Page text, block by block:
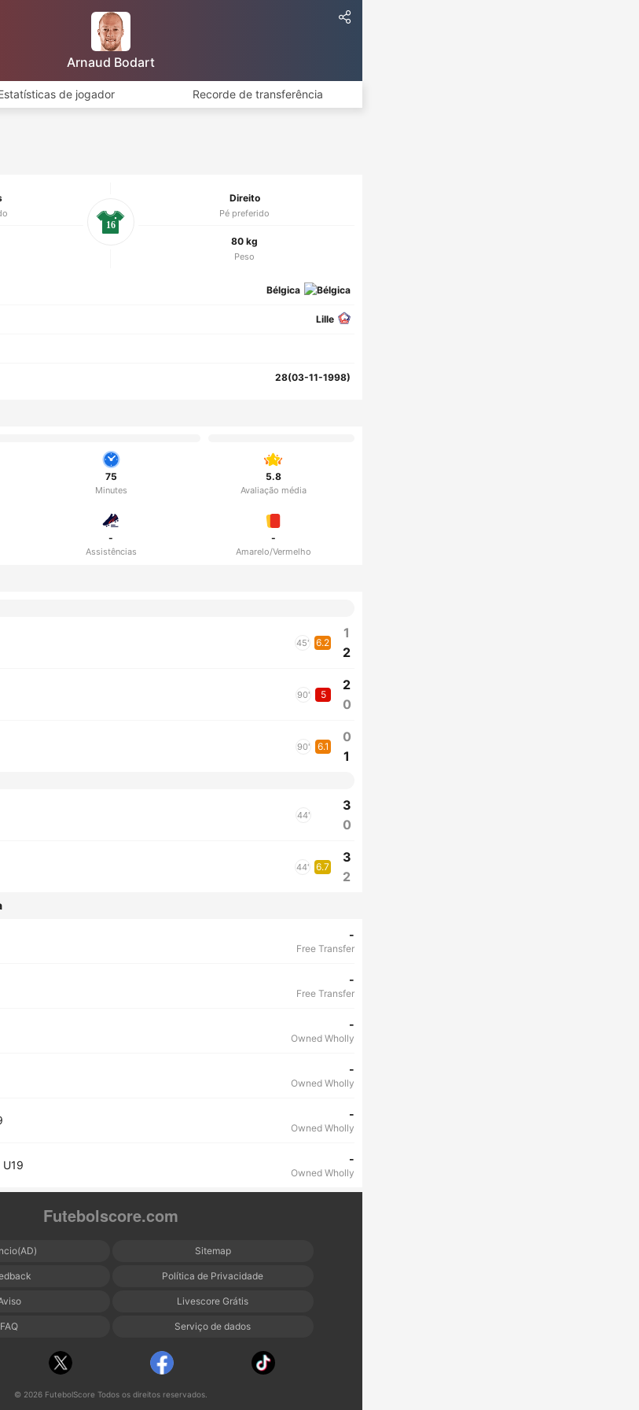
Arnaud Bodart
de jogador Recorde de transferência
Direito
Pé preferido
80 kg
Peso
16
Bélgica
Lille
28(03-11-1998)
75
Minutes
5.8
Avaliação média
-
Assistências
-
Amarelo/Vermelho
45' 6.2
1
2
90' 5
2
0
90' 6.1
0
1
44'
3
0
44' 6.7
3
2
-
Free Transfer
-
Free Transfer
-
Owned Wholly
-
Owned Wholly
-
Owned Wholly
-
Owned Wholly
Futebolscore.com
Sitemap
Política de Privacidade
Livescore Grátis
FAQ Serviço de dados
© 2026 FutebolScore Todos os direitos reservados.